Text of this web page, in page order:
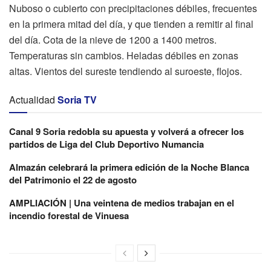
Nuboso o cubierto con precipitaciones débiles, frecuentes
en la primera mitad del día, y que tienden a remitir al final
del día. Cota de la nieve de 1200 a 1400 metros.
Temperaturas sin cambios. Heladas débiles en zonas
altas. Vientos del sureste tendiendo al suroeste, flojos.
Actualidad Soria TV
Canal 9 Soria redobla su apuesta y volverá a ofrecer los
partidos de Liga del Club Deportivo Numancia
Almazán celebrará la primera edición de la Noche Blanca
del Patrimonio el 22 de agosto
AMPLIACIÓN | Una veintena de medios trabajan en el
incendio forestal de Vinuesa